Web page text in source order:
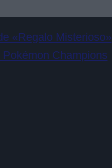
«Regalo Misterioso»
Champions